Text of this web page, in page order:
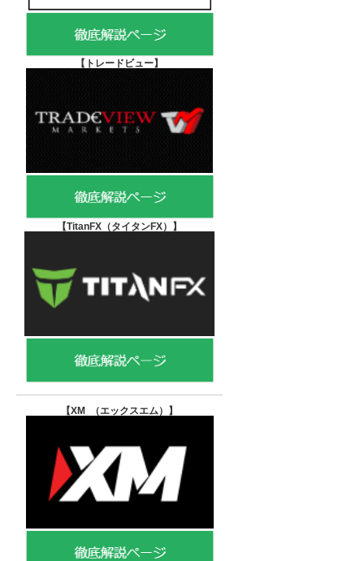
【 トレードビュー】
【TitanFX（タイタンFX） 】
【XM （エックスエム） 】